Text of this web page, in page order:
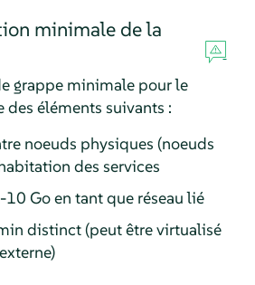
minimale de la
grappe minimale pour le
éléments suivants :
noeuds physiques (noeuds
des services
Go en tant que réseau lié
distinct (peut être virtualisé